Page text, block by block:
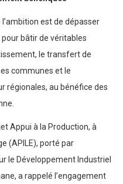
est de dépasser
bâtir de véritables
le transfert de
communes et le
régionales, au bénéfice des
Appui à la Production, à
(APILE), porté par
le Développement Industriel
a rappelé l’engagement